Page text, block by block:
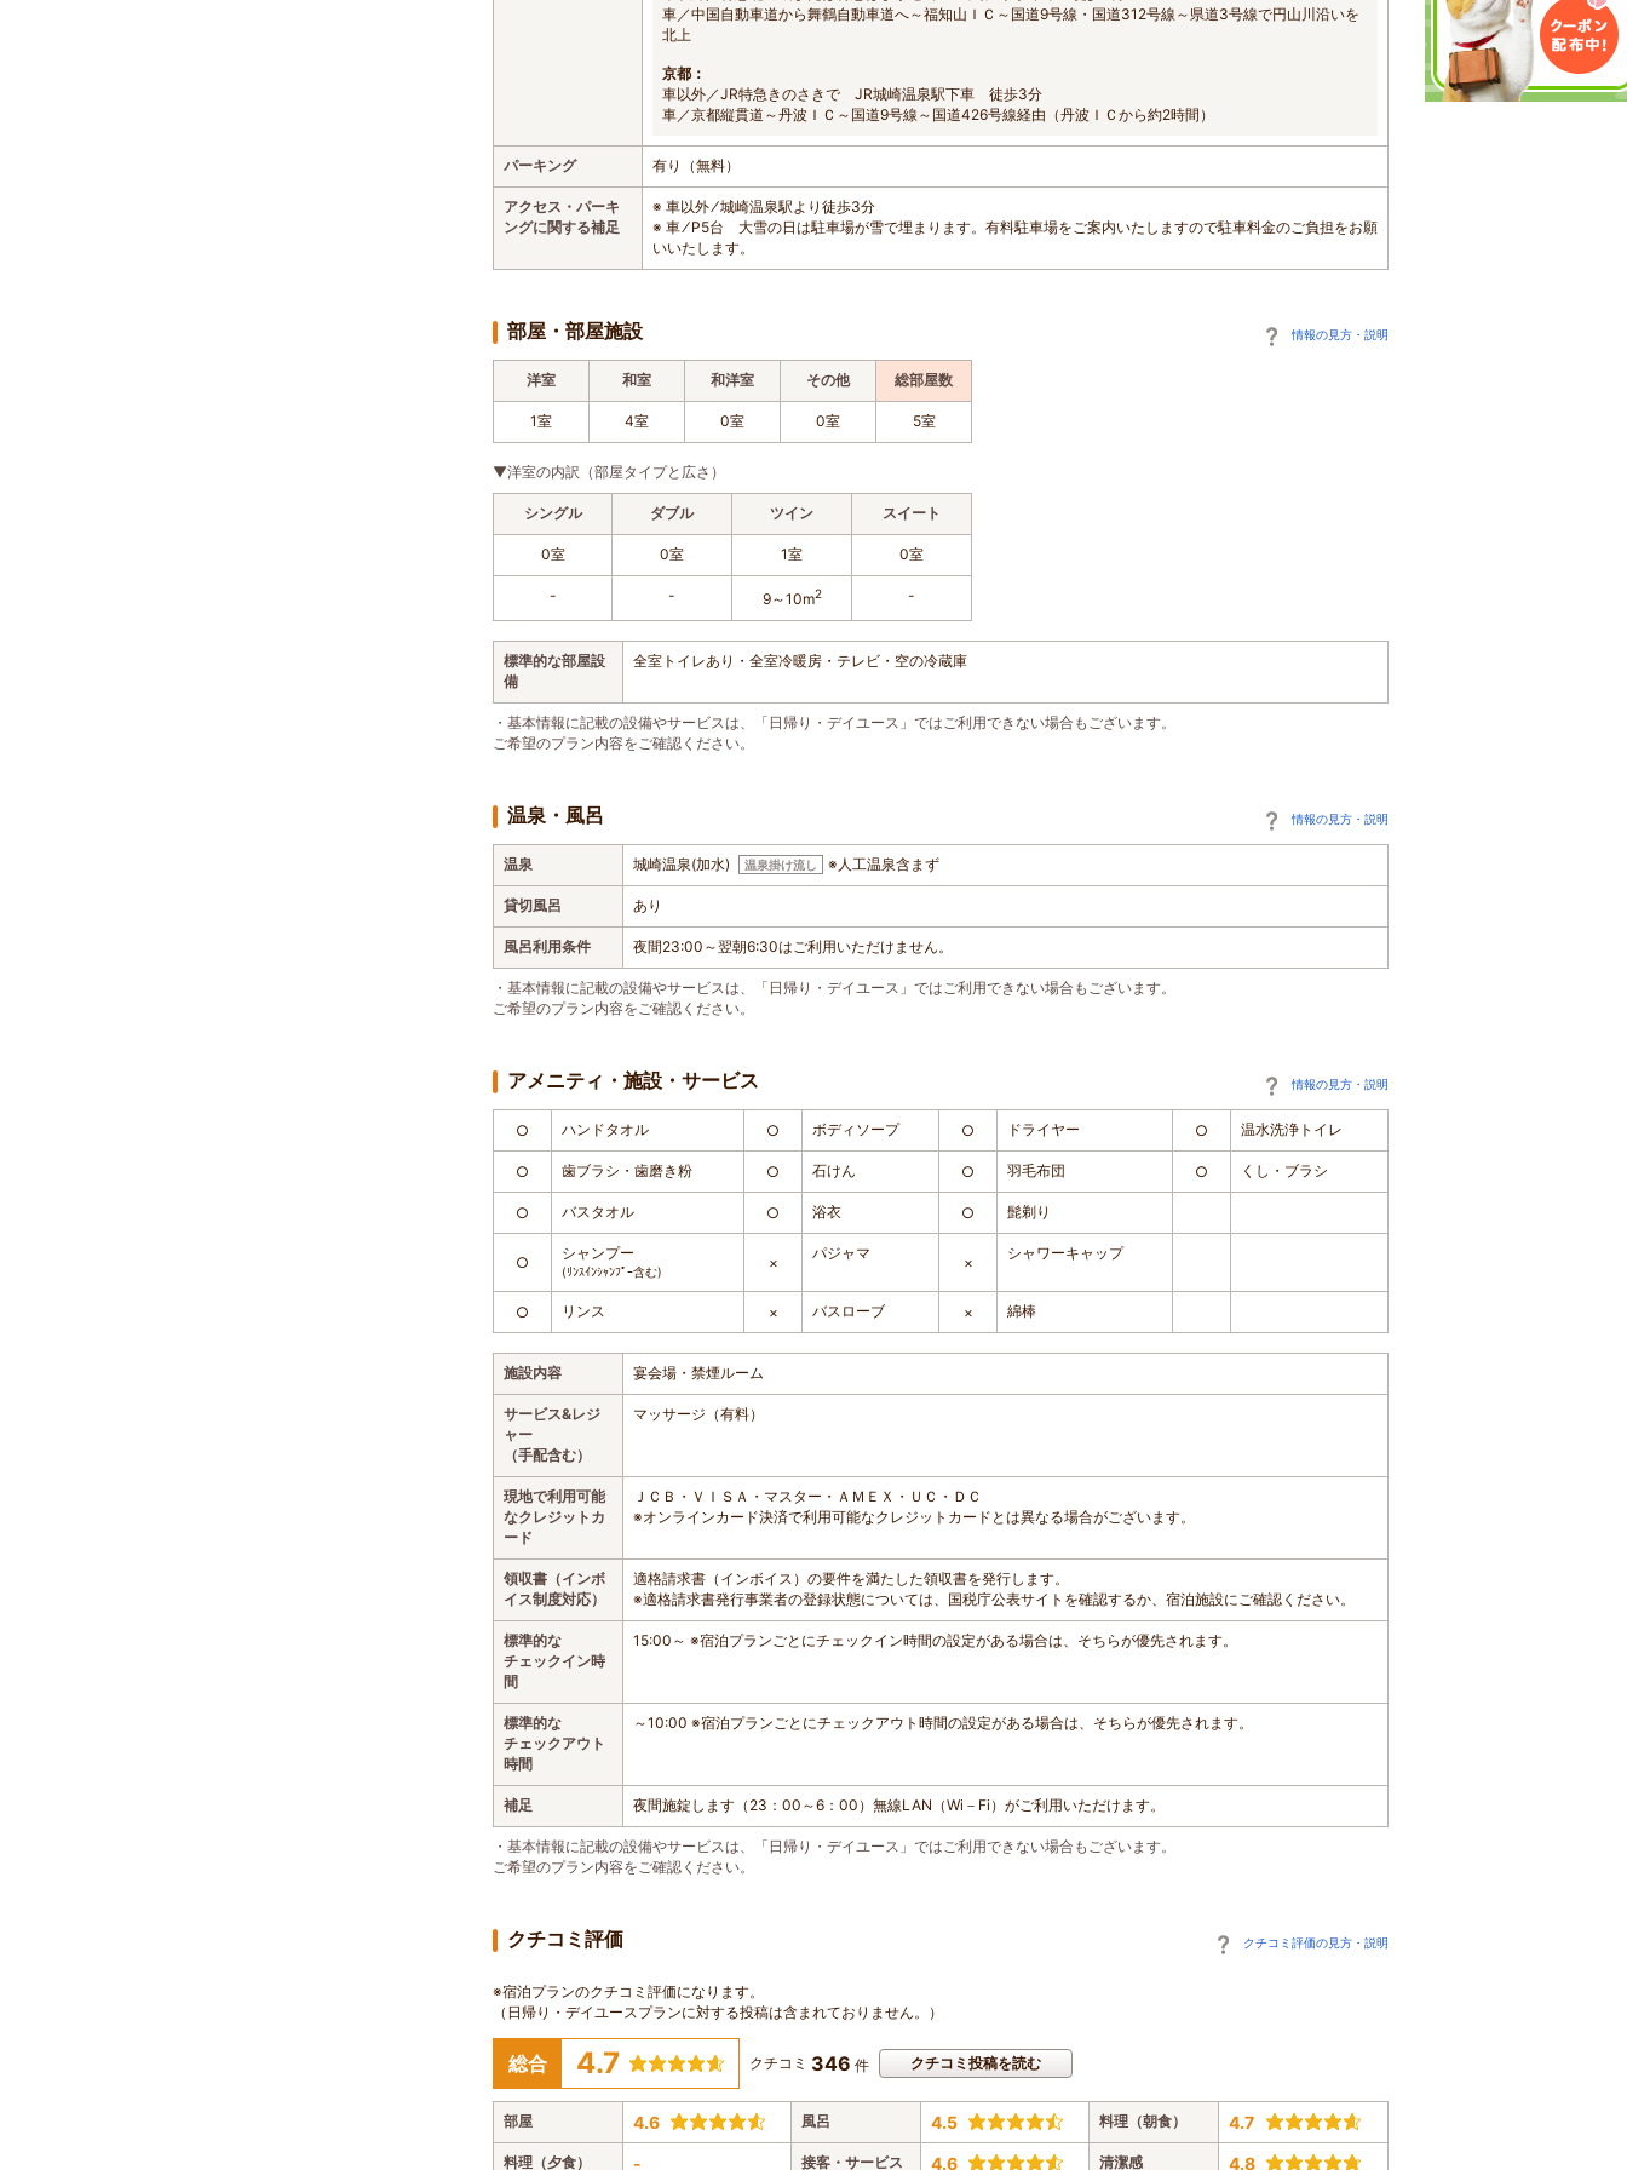
車／中国自動車道から舞鶴自動車道へ～福知山ＩＣ～国道9号線・国道312号線～県道3号線で円山川沿いを
北上
京都：
車以外／JR特急きのさきで JR城崎温泉駅下車 徒歩3分
車／京都縦貫道～丹波ＩＣ～国道9号線～国道426号線経由（丹波ＩＣから約2時間）
パーキング 有り（無料）
アクセス・パーキ
ングに関する補足
※ 車以外 ⁄ 城崎温泉駅より徒歩3分
※ 車 ⁄ P5台 大雪の日は駐車場が雪で埋まります。有料駐車場をご案内いたしますので駐車料金のご負担をお願
いいたします。
部屋・部屋施設 情報の見方・説明
洋室 和室 和洋室 その他 総部屋数
1室 4室 0室 0室 5室
▼洋室の内訳（部屋タイプと広さ）
シングル ダブル ツイン スイート
0室 0室 1室 0室
- - 9～10m2 -
標準的な部屋設
備
全室トイレあり・全室冷暖房・テレビ・空の冷蔵庫
・基本情報に記載の設備やサービスは、「日帰り・デイユース」ではご利用できない場合もございます。
ご希望のプラン内容をご確認ください。
温泉・風呂 情報の見方・説明
温泉 城崎温泉(加水) 温泉掛け流し ※人工温泉含まず
貸切風呂 あり
風呂利用条件 夜間23:00～翌朝6:30はご利用いただけません。
・基本情報に記載の設備やサービスは、「日帰り・デイユース」ではご利用できない場合もございます。
ご希望のプラン内容をご確認ください。
アメニティ・施設・サービス 情報の見方・説明
○ ハンドタオル ○ ボディソープ ○ ドライヤー ○ 温水洗浄トイレ
○ 歯ブラシ・歯磨き粉 ○ 石けん ○ 羽毛布団 ○ くし・ブラシ
○ バスタオル ○ 浴衣 ○ 髭剃り
○
シャンプー
(ﾘﾝｽｲﾝｼｬﾝﾌﾟｰ含む) ×
パジャマ
×
シャワーキャップ
○ リンス × バスローブ × 綿棒
施設内容 宴会場・禁煙ルーム
サービス&レジ
ャー
（手配含む）
マッサージ（有料）
現地で利用可能
なクレジットカ
ード
ＪＣＢ・ＶＩＳＡ・マスター・ＡＭＥＸ・ＵＣ・ＤＣ
※オンラインカード決済で利用可能なクレジットカードとは異なる場合がございます。
領収書（インボ
イス制度対応）
適格請求書（インボイス）の要件を満たした領収書を発行します。
※適格請求書発行事業者の登録状態については、国税庁公表サイトを確認するか、宿泊施設にご確認ください。
標準的な
チェックイン時
間
15:00～ ※宿泊プランごとにチェックイン時間の設定がある場合は、そちらが優先されます。
標準的な
チェックアウト
時間
～10:00 ※宿泊プランごとにチェックアウト時間の設定がある場合は、そちらが優先されます。
補足 夜間施錠します（23：00～6：00）無線LAN（Wi－Fi）がご利用いただけます。
・基本情報に記載の設備やサービスは、「日帰り・デイユース」ではご利用できない場合もございます。
ご希望のプラン内容をご確認ください。
クチコミ評価 クチコミ評価の見方・説明
※宿泊プランのクチコミ評価になります。
（日帰り・デイユースプランに対する投稿は含まれておりません。）
総合 4.7 クチコミ 346 件 クチコミ投稿を読む
部屋 4.6 風呂 4.5 料理（朝食） 4.7
料理（夕食） - 接客・サービス 4.6 清潔感 4.8